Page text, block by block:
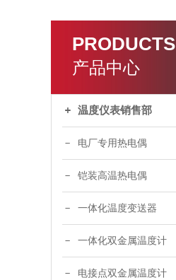
PRODUCTS
产品中心
温度仪表销售部
电厂专用热电偶
铠装高温热电偶
一体化温度变送器
一体化双金属温度计
电接点双金属温度计